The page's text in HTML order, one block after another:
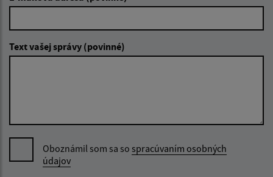
Text vašej správy (povinné)
Oboznámil som sa so spracúvaním osobných
údajov